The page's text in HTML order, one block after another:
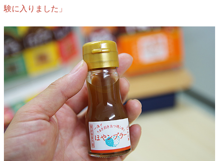
験に入りました」